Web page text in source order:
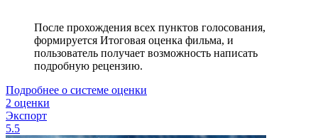
После прохождения всех пунктов голосования,
формируется Итоговая оценка фильма, и
пользователь получает возможность написать
подробную рецензию.
Подробнее о системе оценки
2 оценки
Экспорт
5.5